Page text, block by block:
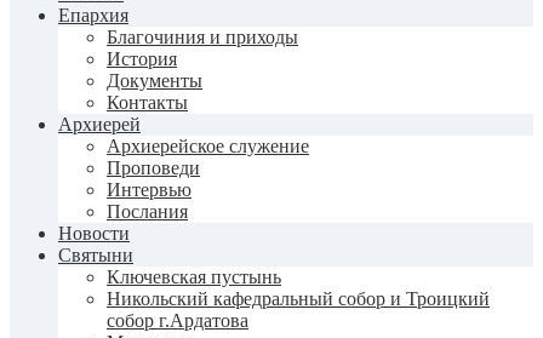
Епархия
Благочиния и приходы
История
Документы
Контакты
Архиерей
Архиерейское служение
Проповеди
Интервью
Послания
Новости
Святыни
Ключевская пустынь
Никольский кафедральный собор и Троицкий
собор г.Ардатова